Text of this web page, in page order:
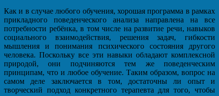
Как и в случае любого обучения, хорошая программа в рамках
прикладного поведенческого анализа направлена на все
потребности ребёнка, в том числе на развитие речи, навыков
социального взаимодействия, решения задач, гибкости
мышления и понимания психического состояния другого
человека. Поскольку все эти навыки обладают комплексной
природой, они подчиняются тем же поведенческим
принципам, что и любое обучение. Таким образом, вопрос на
самом деле заключается в том, достаточны ли опыт и
творческий подход конкретного терапевта для того, чтобы